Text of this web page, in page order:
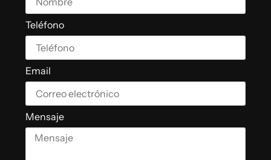
Teléfono
Email
Mensaje